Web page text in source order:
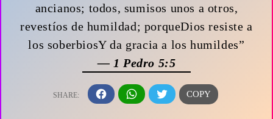
ancianos; todos, sumisos unos a otros,
revestíos de humildad; porqueDios resiste a
los soberbiosY da gracia a los humildes”
— 1 Pedro 5:5